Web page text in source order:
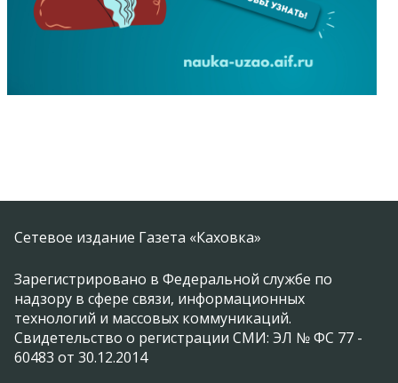
Сетевое издание Газета «Каховка»
Зарегистрировано в Федеральной службе по
надзору в сфере связи, информационных
технологий и массовых коммуникаций.
Свидетельство о регистрации СМИ: ЭЛ № ФС 77 -
60483 от 30.12.2014